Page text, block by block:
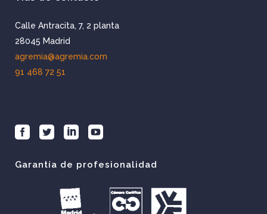
Calle Antracita, 7, 2 planta
28045 Madrid
agremia@agremia.com
91 468 72 51
Garantía de profesionalidad